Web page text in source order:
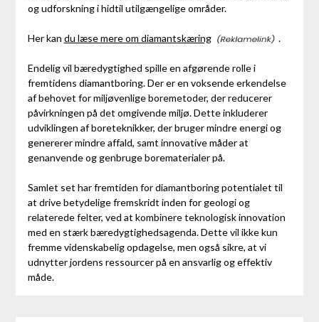
og udforskning i hidtil utilgængelige områder.
Her kan du læse mere om diamantskæring .
Endelig vil bæredygtighed spille en afgørende rolle i
fremtidens diamantboring. Der er en voksende erkendelse
af behovet for miljøvenlige boremetoder, der reducerer
påvirkningen på det omgivende miljø. Dette inkluderer
udviklingen af boreteknikker, der bruger mindre energi og
genererer mindre affald, samt innovative måder at
genanvende og genbruge borematerialer på.
Samlet set har fremtiden for diamantboring potentialet til
at drive betydelige fremskridt inden for geologi og
relaterede felter, ved at kombinere teknologisk innovation
med en stærk bæredygtighedsagenda. Dette vil ikke kun
fremme videnskabelig opdagelse, men også sikre, at vi
udnytter jordens ressourcer på en ansvarlig og effektiv
måde.